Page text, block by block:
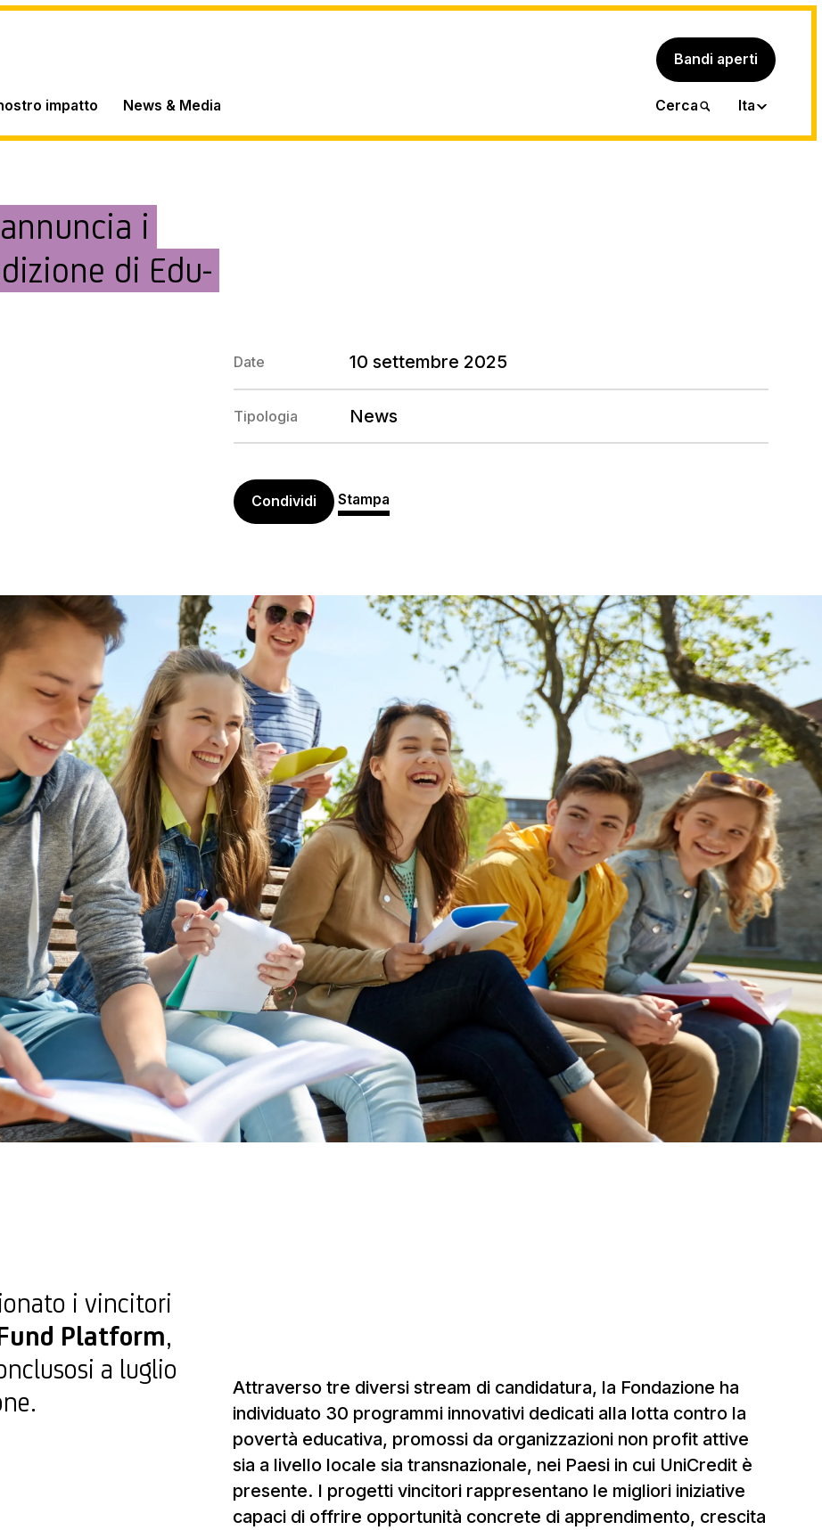
Bandi aperti
impatto News & Media Cerca ItaEng
i
di Edu-
Date 10 settembre 2025
Tipologia News
Condividi Stampa
i vincitori
Platform,
a luglio
Attraverso tre diversi stream di candidatura, la Fondazione ha
individuato 30 programmi innovativi dedicati alla lotta contro la
povertà educativa, promossi da organizzazioni non profit attive
sia a livello locale sia transnazionale, nei Paesi in cui UniCredit è
presente. I progetti vincitori rappresentano le migliori iniziative
capaci di offrire opportunità concrete di apprendimento, crescita